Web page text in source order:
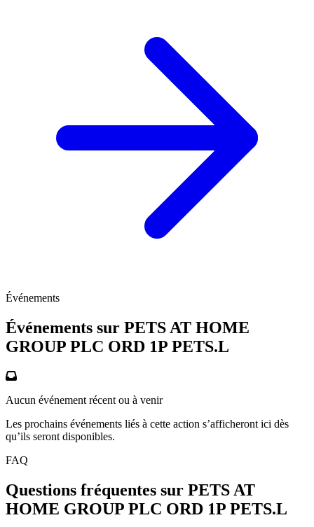
Événements
Événements sur PETS AT HOME
GROUP PLC ORD 1P PETS.L
Aucun événement récent ou à venir
Les prochains événements liés à cette action s’afficheront ici dès
qu’ils seront disponibles.
FAQ
Questions fréquentes sur PETS AT
HOME GROUP PLC ORD 1P PETS.L